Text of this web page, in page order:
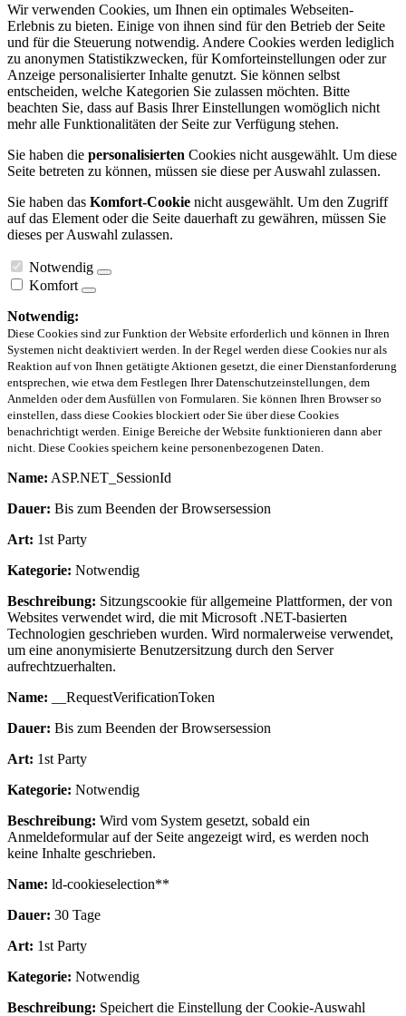
Wir verwenden Cookies, um Ihnen ein optimales Webseiten-
Erlebnis zu bieten. Einige von ihnen sind für den Betrieb der Seite
und für die Steuerung notwendig. Andere Cookies werden lediglich
zu anonymen Statistikzwecken, für Komforteinstellungen oder zur
Anzeige personalisierter Inhalte genutzt. Sie können selbst
entscheiden, welche Kategorien Sie zulassen möchten. Bitte
beachten Sie, dass auf Basis Ihrer Einstellungen womöglich nicht
mehr alle Funktionalitäten der Seite zur Verfügung stehen.
Sie haben die personalisierten Cookies nicht ausgewählt. Um diese
Seite betreten zu können, müssen sie diese per Auswahl zulassen.
Sie haben das Komfort-Cookie nicht ausgewählt. Um den Zugriff
auf das Element oder die Seite dauerhaft zu gewähren, müssen Sie
dieses per Auswahl zulassen.
Notwendig
Komfort
Notwendig:
Diese Cookies sind zur Funktion der Website erforderlich und können in Ihren
Systemen nicht deaktiviert werden. In der Regel werden diese Cookies nur als
Reaktion auf von Ihnen getätigte Aktionen gesetzt, die einer Dienstanforderung
entsprechen, wie etwa dem Festlegen Ihrer Datenschutzeinstellungen, dem
Anmelden oder dem Ausfüllen von Formularen. Sie können Ihren Browser so
einstellen, dass diese Cookies blockiert oder Sie über diese Cookies
benachrichtigt werden. Einige Bereiche der Website funktionieren dann aber
nicht. Diese Cookies speichern keine personenbezogenen Daten.
Name: ASP.NET_SessionId
Dauer: Bis zum Beenden der Browsersession
Art: 1st Party
Kategorie: Notwendig
Beschreibung: Sitzungscookie für allgemeine Plattformen, der von
Websites verwendet wird, die mit Microsoft .NET-basierten
Technologien geschrieben wurden. Wird normalerweise verwendet,
um eine anonymisierte Benutzersitzung durch den Server
aufrechtzuerhalten.
Name: __RequestVerificationToken
Dauer: Bis zum Beenden der Browsersession
Art: 1st Party
Kategorie: Notwendig
Beschreibung: Wird vom System gesetzt, sobald ein
Anmeldeformular auf der Seite angezeigt wird, es werden noch
keine Inhalte geschrieben.
Name: ld-cookieselection**
Dauer: 30 Tage
Art: 1st Party
Kategorie: Notwendig
Beschreibung: Speichert die Einstellung der Cookie-Auswahl